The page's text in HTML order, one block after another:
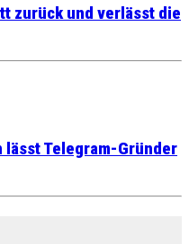
zurück und verlässt die
lässt Telegram-Gründer